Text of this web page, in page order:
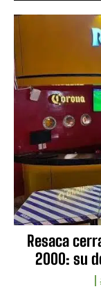
Resaca
2000: su